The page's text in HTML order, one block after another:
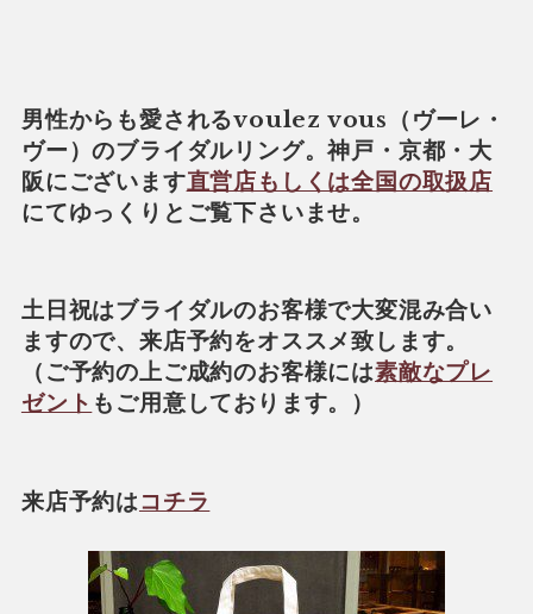
男性からも愛されるvoulez vous（ヴーレ・
ヴー）のブライダルリング。神戸・京都・大
阪にございます直営店もしくは全国の取扱店
にてゆっくりとご覧下さいませ。
土日祝はブライダルのお客様で大変混み合い
ますので、来店予約をオススメ致します。
（ご予約の上ご成約のお客様には素敵なプレ
ゼント もご用意しております。）
来店予約はコチラ